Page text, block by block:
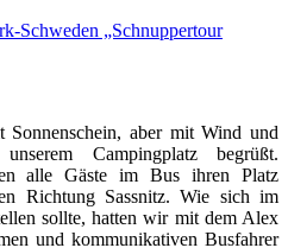
Schweden „Schnuppertour
aber mit Wind und
Campingplatz begrüßt.
alle Gäste im Bus ihren Platz
Richtung Sassnitz. Wie sich im
sollte, hatten wir mit dem Alex
und kommunikativen Busfahrer